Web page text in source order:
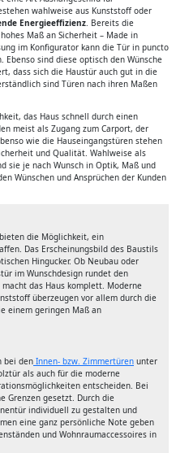
wahlweise aus Kunststoff oder
Energieeffizienz. Bereits die
Maß an Sicherheit – Made in
im Konfigurator kann die Tür in puncto
sind diese optisch den Wünsche
dass sich die Haustür auch gut in die
sind Türen nach ihren Maßen
das Haus schnell durch einen
meist als Zugang zum Carport, der
wie die Hauseingangstüren stehen
und Qualität. Wahlweise als
sie je nach Wunsch in Optik, Maß und
Wünschen und Ansprüchen der Kunden
die Möglichkeit, ein
Das Erscheinungsbild des Baustils
Hingucker. Ob Neubau oder
im Wunschdesign rundet den
das Haus komplett. Moderne
überzeugen vor allem durch die
einem geringen Maß an
bei den Innen- bzw. Zimmertüren unter
als auch für die moderne
entscheiden. Bei
Grenzen gesetzt. Durch die
individuell zu gestalten und
eine ganz persönliche Note geben
und Wohnraumaccessoires in